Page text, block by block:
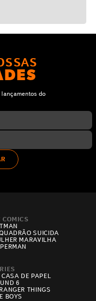
do
COMICS
SUICIDA
MARAVILHA
CASA DE PAPEL
6
THINGS
BOYS